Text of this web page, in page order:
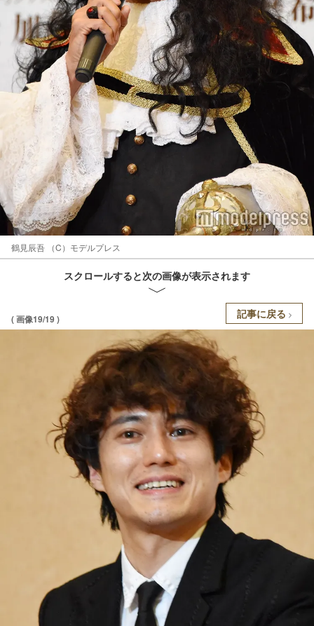
鶴見辰吾 （C）モデルプレス
スクロールすると次の画像が表示されます
( 画像19/19 ) 記事に戻る